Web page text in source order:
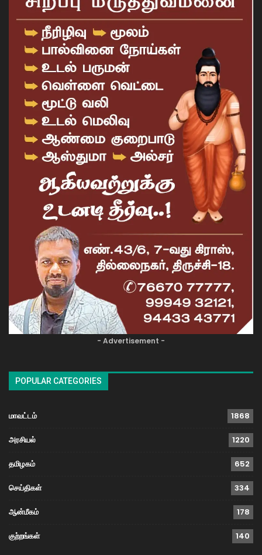
- Advertisement -
POPULAR CATEGORIES
மாவட்டம் 1868
அரசியல் 1220
தமிழகம் 652
செய்திகள் 334
ஆன்மீகம் 178
குற்றங்கள் 140